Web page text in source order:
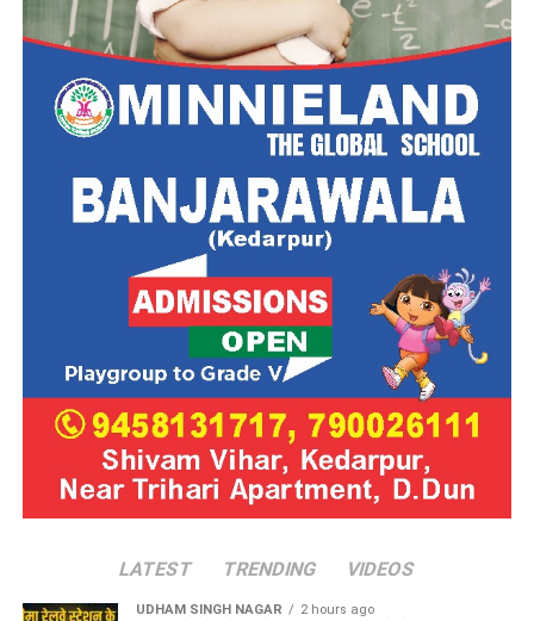
LATEST TRENDING VIDEOS
UDHAM SINGH NAGAR 2 hours ago